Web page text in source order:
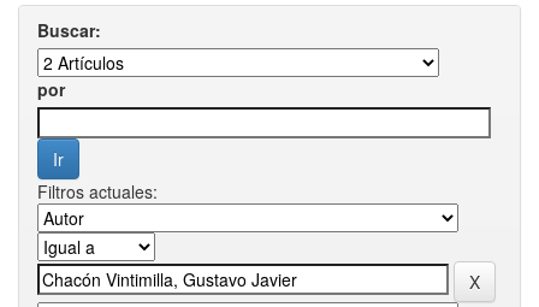
Buscar:
por
Filtros actuales: